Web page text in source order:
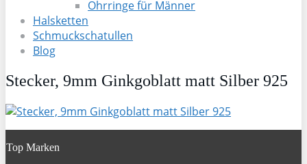
Ohrringe für Männer
Halsketten
Schmuckschatullen
Blog
Stecker, 9mm Ginkgoblatt matt Silber 925
Top Marken